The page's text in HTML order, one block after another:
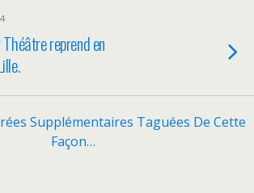
reprend en
Supplémentaires Taguées De Cette
Façon…